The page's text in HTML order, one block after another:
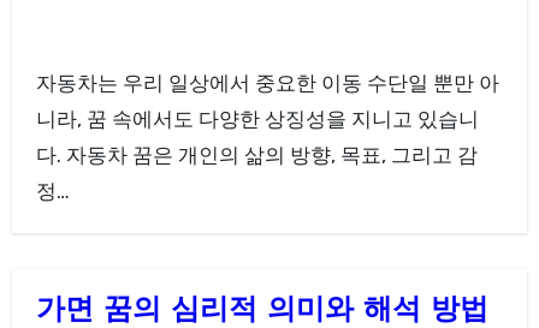
자동차는 우리 일상에서 중요한 이동 수단일 뿐만 아
니라, 꿈 속에서도 다양한 상징성을 지니고 있습니
다. 자동차 꿈은 개인의 삶의 방향, 목표, 그리고 감
정…
가면 꿈의 심리적 의미와 해석 방법